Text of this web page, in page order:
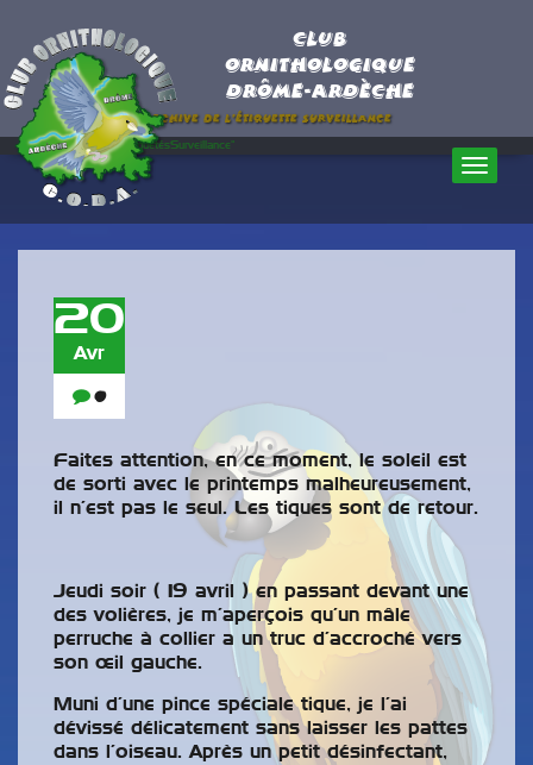
Club
Ornithologique
Drôme-Ardèche
T
Archive de l’étiquette Surveillance
Accueil/ Articles étiquetésSurveillance"
20
Avr
0
Faites attention, en ce moment, le soleil est
de sorti avec le printemps malheureusement,
il n’est pas le seul. Les tiques sont de retour.
Jeudi soir ( 19 avril ) en passant devant une
des volières, je m’aperçois qu’un mâle
perruche à collier a un truc d’accroché vers
son œil gauche.
Muni d’une pince spéciale tique, je l’ai
dévissé délicatement sans laisser les pattes
dans l’oiseau. Après un petit désinfectant,